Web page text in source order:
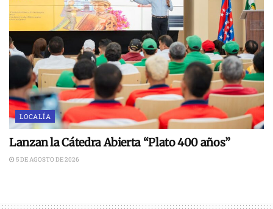
LOCALÍA
Lanzan la Cátedra Abierta “Plato 400 años”
5 DE AGOSTO DE 2026